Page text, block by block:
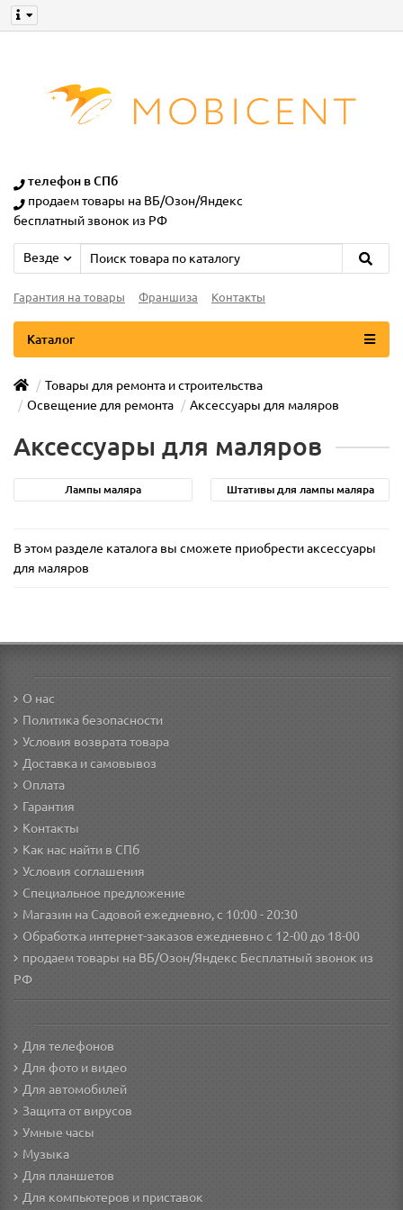
телефон в СПб
продаем товары на ВБ/Озон/Яндекс
бесплатный звонок из РФ
Везде
Гарантия на товары Франшиза Контакты
Каталог
Товары для ремонта и строительства
Освещение для ремонта
Аксессуары для маляров
Аксессуары для маляров
Лампы маляра Штативы для лампы маляра
В этом разделе каталога вы сможете приобрести аксессуары
для маляров
О нас
Политика безопасности
Условия возврата товара
Доставка и самовывоз
Оплата
Гарантия
Контакты
Как нас найти в СПб
Условия соглашения
Специальное предложение
Магазин на Садовой ежедневно, с 10:00 - 20:30
Обработка интернет-заказов ежедневно с 12-00 до 18-00
продаем товары на ВБ/Озон/Яндекс Бесплатный звонок из
РФ
Для телефонов
Для фото и видео
Для автомобилей
Защита от вирусов
Умные часы
Музыка
Для планшетов
Для компьютеров и приставок